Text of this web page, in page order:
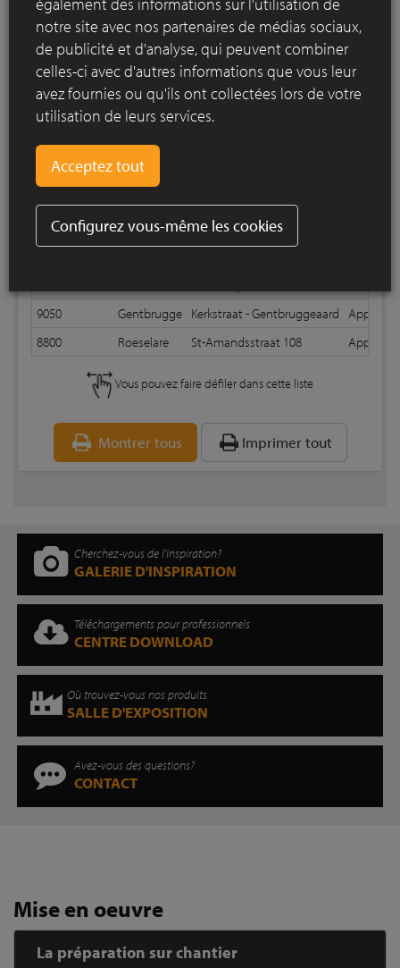
Imprimer liste
Liste de références N10 Brick M
Vous pouvez faire défiler dans cette liste
2000
Antwerpen Indiastraat
9050
Gentbrugge Kerkstraat - Gentbruggeaard
8800
Roeselare St-Amandsstraat 108
Vous pouvez faire défiler dans cette liste
Montrer tous Imprimer tout
Cherchez-vous de l'inspiration?
GALERIE D'INSPIRATION
Téléchargements pour professionnels
CENTRE DOWNLOAD
Où trouvez-vous nos produits
SALLE D'EXPOSITION
Avez-vous des questions?
CONTACT
Mise en oeuvre
La préparation sur chantier
notre site avec nos partenaires de médias sociaux,
de publicité et d'analyse, qui peuvent combiner
celles-ci avec d'autres informations que vous leur
avez fournies ou qu'ils ont collectées lors de votre
utilisation de leurs services.
Configurez vous-même les cookies